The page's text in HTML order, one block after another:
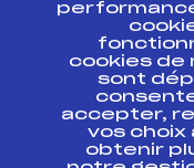
Pass’Neige
Projet sportif
Projet de
Antidopage
Pôle
Scientifique
Listes
cookies de
sont
accepter,
vos choix
obtenir